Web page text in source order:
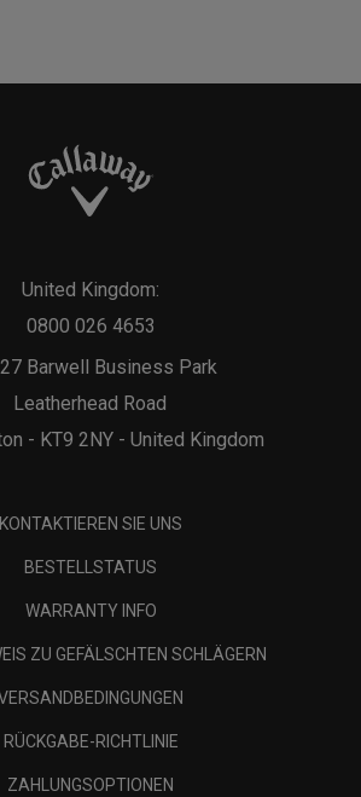
Barwell Business Park
Leatherhead Road
- KT9 2NY - United Kingdom
United Kingdom:
0800 026 4653
KONTAKTIEREN SIE UNS
BESTELLSTATUS
WARRANTY INFO
ZU GEFÄLSCHTEN SCHLÄGERN
RÜCKGABE-RICHTLINIE
ZAHLUNGSOPTIONEN